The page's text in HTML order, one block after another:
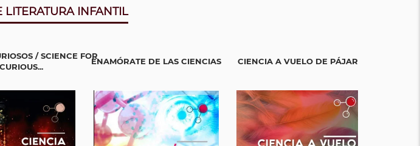
LITERATURA INFANTIL
/ SCIENCE FOR
ENAMÓRATE DE LAS CIENCIAS CIENCIA A VUELO DE PÁJARO